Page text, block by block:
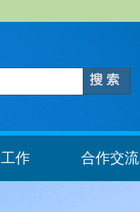
作 合作交流